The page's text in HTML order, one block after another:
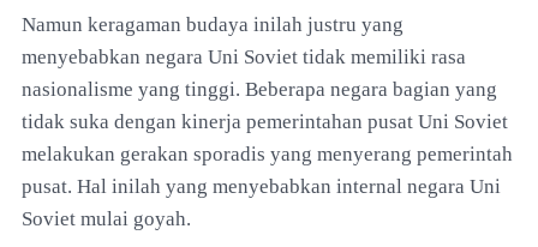
Namun keragaman budaya inilah justru yang
menyebabkan negara Uni Soviet tidak memiliki rasa
nasionalisme yang tinggi. Beberapa negara bagian yang
tidak suka dengan kinerja pemerintahan pusat Uni Soviet
melakukan gerakan sporadis yang menyerang pemerintah
pusat. Hal inilah yang menyebabkan internal negara Uni
Soviet mulai goyah.